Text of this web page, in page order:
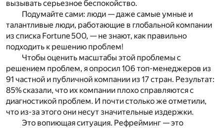
вызывать серьезное беспокойство.
Подумайте сами: люди — даже самые умные и
талантливые люди, работающие в глобальной компании
из списка Fortune 500, — не знают, как правильно
подходить к решению проблем!
Чтобы оценить масштабы этой проблемы с
решением проблем, я опросил 106 топ-менеджеров из
91 частной и публичной компании из 17 стран. Результат:
85% сказали, что их компании плохо справляются с
диагностикой проблем. И почти столько же отметили,
что из-за этого они несут значительные издержки.
Это вопиющая ситуация. Рефрейминг — это